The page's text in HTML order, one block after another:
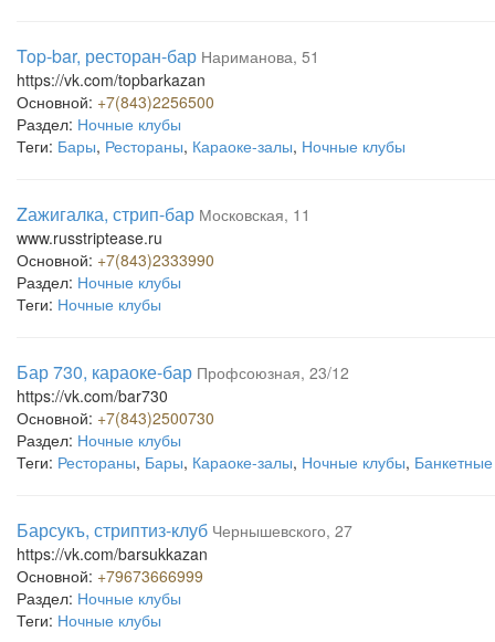
Top-bar, ресторан-бар Нариманова, 51
https://vk.com/topbarkazan
Основной: +7(843)2256500
Раздел: Ночные клубы
Теги: Бары, Рестораны, Караоке-залы, Ночные клубы
Zажигалка, стрип-бар Московская, 11
www.russtriptease.ru
Основной: +7(843)2333990
Раздел: Ночные клубы
Теги: Ночные клубы
Бар 730, караоке-бар Профсоюзная, 23/12
https://vk.com/bar730
Основной: +7(843)2500730
Раздел: Ночные клубы
Теги: Рестораны, Бары, Караоке-залы, Ночные клубы,
Барсукъ, стриптиз-клуб Чернышевского, 27
https://vk.com/barsukkazan
Основной: +79673666999
Раздел: Ночные клубы
Теги: Ночные клубы